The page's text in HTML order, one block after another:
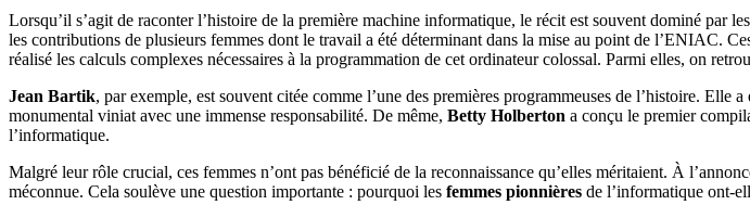
Lorsqu’il s’agit de raconter l’histoire de la première machine informatique, le récit est souvent dominé
les contributions de plusieurs femmes dont le travail a été déterminant dans la mise au point de l’ENIAC.
réalisé les calculs complexes nécessaires à la programmation de cet ordinateur colossal. Parmi elles, on
Jean Bartik, par exemple, est souvent citée comme l’une des premières programmeuses de l’histoire.
monumental viniat avec une immense responsabilité. De même, Betty Holberton a conçu le premier
l’informatique.
Malgré leur rôle crucial, ces femmes n’ont pas bénéficié de la reconnaissance qu’elles méritaient. À
méconnue. Cela soulève une question importante : pourquoi les femmes pionnières de l’informatique ont-